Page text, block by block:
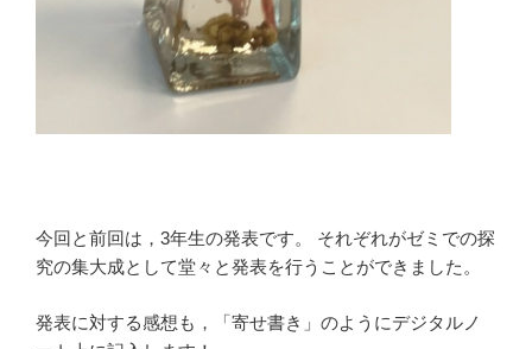
今回と前回は， 3年生の発表です。
それぞれがゼミでの探
究の集大成として堂々と発表を行うことができました。
発表に対する感想も，「寄せ書き」のようにデジタルノ